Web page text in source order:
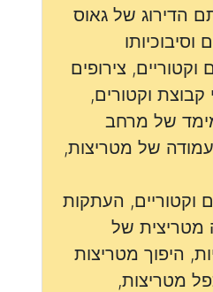
הדירוג של גאוס
וסיבוכיותו
צירופים
וקטורים,
של מרחב
של מטריצות,
וקטוריים, העתקות
מטריצית של
היפוך מטריצות
מטריצות,